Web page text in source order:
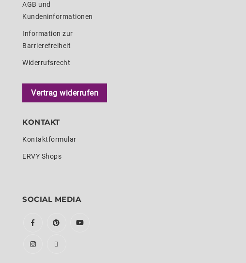
AGB und
Kundeninformationen
Information zur
Barrierefreiheit
Widerrufsrecht
Vertrag widerrufen
KONTAKT
Kontaktformular
ERVY Shops
SOCIAL MEDIA